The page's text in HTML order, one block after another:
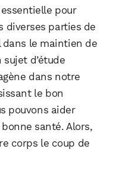
pour
diverses parties de
le maintien de
d’étude
dans notre
le bon
pouvons aider
santé. Alors,
corps le coup de